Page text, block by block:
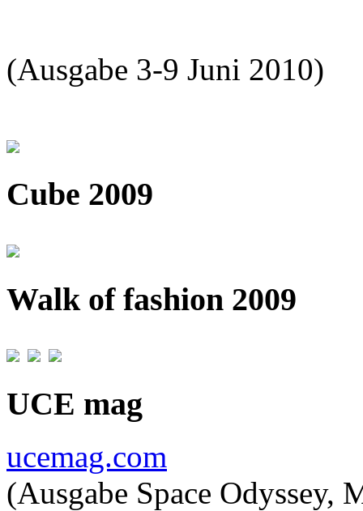
(Ausgabe 3-9 Juni 2010)
Cube 2009
Walk of fashion 2009
UCE mag
ucemag.com
(Ausgabe Space Odyssey,